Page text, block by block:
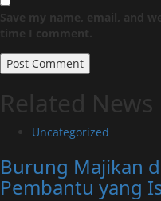
Save my name, email, and
time I comment.
Related News
Uncategorized
Burung Majikan
Pembantu yang